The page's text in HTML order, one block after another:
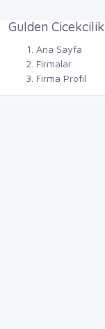
Gulden Cicekcilik
Ana Sayfa
Firmalar
Firma Profil